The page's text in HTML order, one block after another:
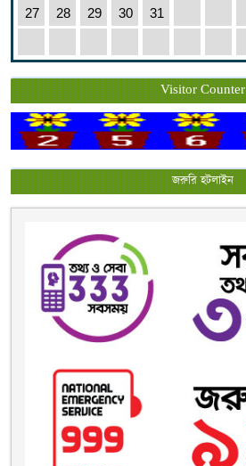
27 28 29 30 31
Visitor Counter
জরুরি হটলাইন